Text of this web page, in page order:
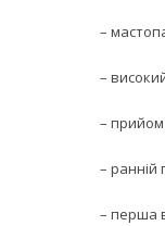
–
–
– прийом
– ранній
– перша